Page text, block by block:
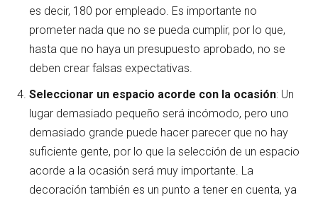
es decir, 180 por empleado. Es importante no
prometer nada que no se pueda cumplir, por lo que,
hasta que no haya un presupuesto aprobado, no se
deben crear falsas expectativas.
Seleccionar un espacio acorde con la ocasión: Un
lugar demasiado pequeño será incómodo, pero uno
demasiado grande puede hacer parecer que no hay
suficiente gente, por lo que la selección de un espacio
acorde a la ocasión será muy importante. La
decoración también es un punto a tener en cuenta, ya